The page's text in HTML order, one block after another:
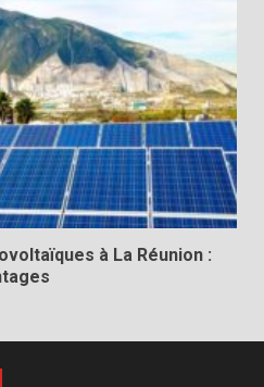
à La Réunion :